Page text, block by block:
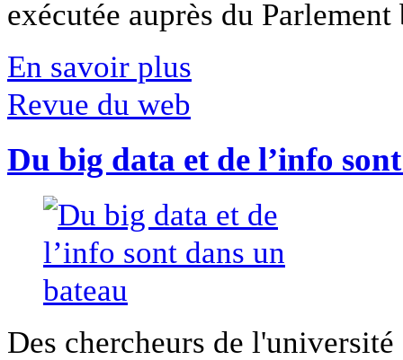
exécutée auprès du
En savoir plus
Revue du web
Du big data et de l’info
Des chercheurs de